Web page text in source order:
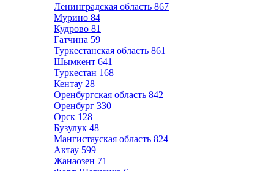
Ленинградская область 867
Мурино 84
Кудрово 81
Гатчина 59
Туркестанская область 861
Шымкент 641
Туркестан 168
Кентау 28
Оренбургская область 842
Оренбург 330
Орск 128
Бузулук 48
Мангистауская область 824
Актау 599
Жанаозен 71